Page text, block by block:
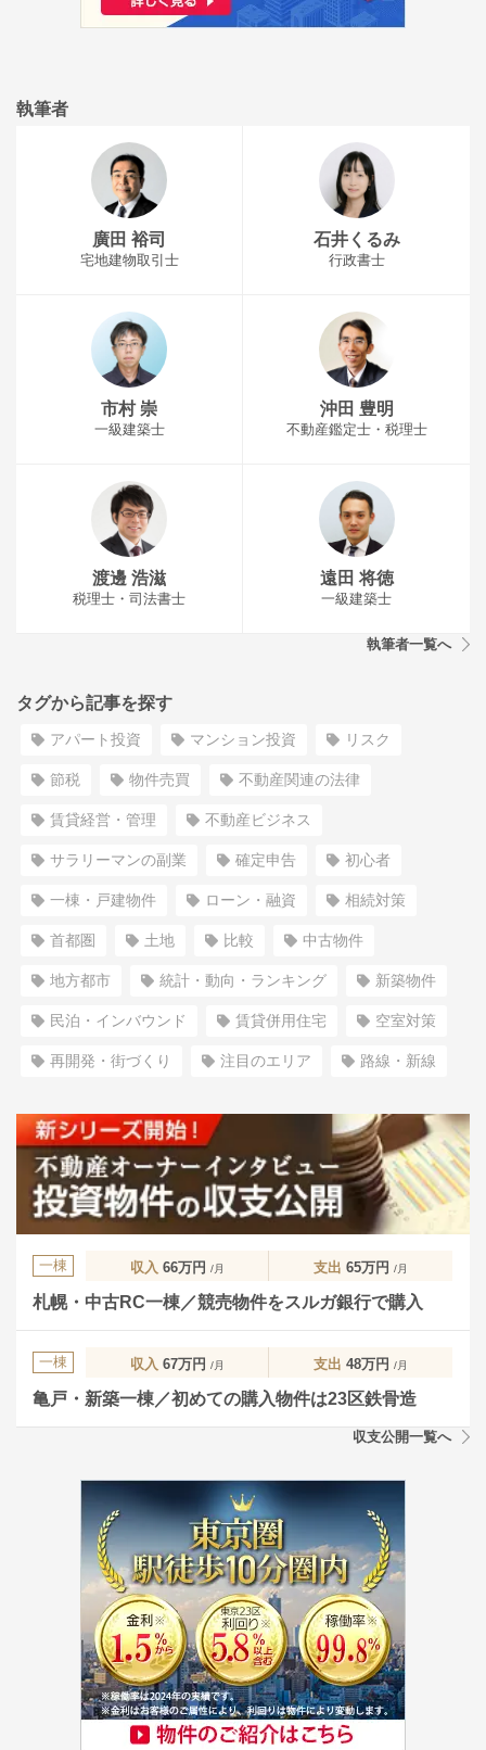
執筆者
廣田 裕司
宅地建物取引士
石井くるみ
行政書士
市村 崇
一級建築士
沖田 豊明
不動産鑑定士・税理士
渡邊 浩滋
税理士・司法書士
遠田 将徳
一級建築士
執筆者一覧へ
タグから記事を探す
アパート投資 マンション投資 リスク
節税 物件売買 不動産関連の法律
賃貸経営・管理 不動産ビジネス
サラリーマンの副業 確定申告 初心者
一棟・戸建物件 ローン・融資 相続対策
首都圏 土地 比較 中古物件
地方都市 統計・動向・ランキング 新築物件
民泊・インバウンド 賃貸併用住宅 空室対策
再開発・街づくり 注目のエリア 路線・新線
一棟 収入 66万円 /月 支出 65万円 /月
札幌・中古RC一棟／競売物件をスルガ銀行で購入
一棟 収入 67万円 /月 支出 48万円 /月
亀戸・新築一棟／初めての購入物件は23区鉄骨造
収支公開一覧へ